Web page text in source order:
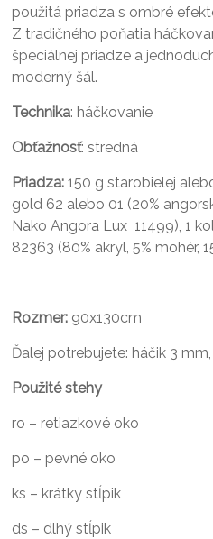
použitá priadza s ombré
Z tradičného poňatia
špeciálnej priadze a
moderný šál.
Technika: háčkovanie
Obťažnosť: stredná
Priadza: 150 g starobielej
gold 62 alebo 01 (20%
Nako Angora Lux 11499), 1
82363 (80% akryl, 5% mohér,
Rozmer: 90x130cm
Ďalej potrebujete: háčik 3
Použité stehy
ro – retiazkové oko
po – pevné oko
ks – krátky stĺpik
ds – dlhý stĺpik